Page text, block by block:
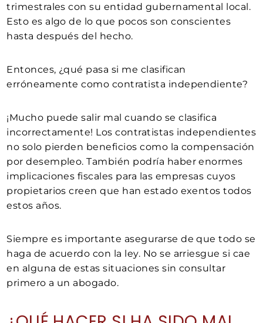
trimestrales con su entidad gubernamental local.
Esto es algo de lo que pocos son conscientes
hasta después del hecho.
Entonces, ¿qué pasa si me clasifican
erróneamente como contratista independiente?
¡Mucho puede salir mal cuando se clasifica
incorrectamente! Los contratistas independientes
no solo pierden beneficios como la compensación
por desempleo. También podría haber enormes
implicaciones fiscales para las empresas cuyos
propietarios creen que han estado exentos todos
estos años.
Siempre es importante asegurarse de que todo se
haga de acuerdo con la ley. No se arriesgue si cae
en alguna de estas situaciones sin consultar
primero a un abogado.